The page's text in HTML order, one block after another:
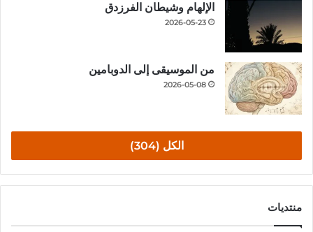
الإلهام وشيطان الفرزدق
2026-05-23
من الموسيقى إلى الدوبامين
2026-05-08
الكل (304)
منتديات